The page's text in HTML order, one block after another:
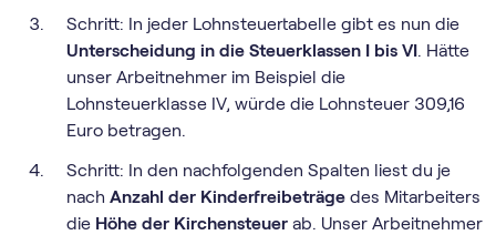
Schritt: In jeder Lohnsteuertabelle gibt es nun die
Unterscheidung in die Steuerklassen I bis VI. Hätte
unser Arbeitnehmer im Beispiel die
Lohnsteuerklasse IV, würde die Lohnsteuer 309,16
Euro betragen.
Schritt: In den nachfolgenden Spalten liest du je
nach Anzahl der Kinderfreibeträge des Mitarbeiters
die Höhe der Kirchensteuer ab. Unser Arbeitnehmer